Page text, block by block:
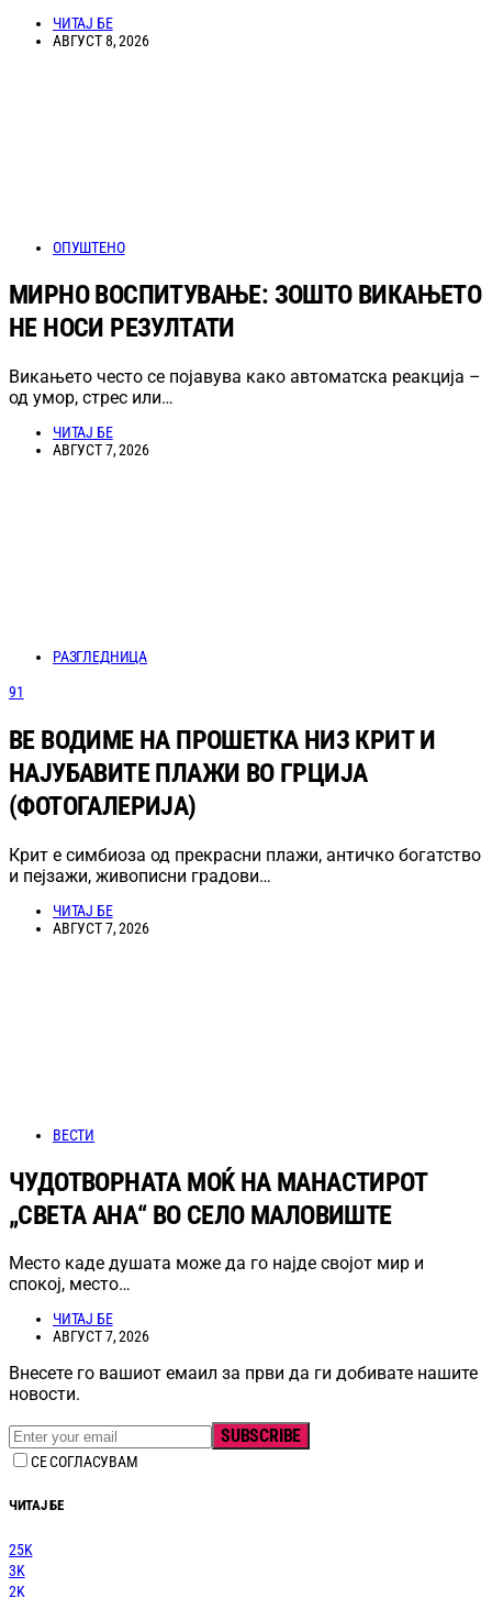
ЧИТАЈ БЕ
АВГУСТ 8, 2026
ОПУШТЕНО
МИРНО ВОСПИТУВАЊЕ: ЗОШТО ВИКАЊЕТО
НЕ НОСИ РЕЗУЛТАТИ
Викањето често се појавува како автоматска реакција –
од умор, стрес или…
ЧИТАЈ БЕ
АВГУСТ 7, 2026
РАЗГЛЕДНИЦА
91
ВЕ ВОДИМЕ НА ПРОШЕТКА НИЗ КРИТ И
НАЈУБАВИТЕ ПЛАЖИ ВО ГРЦИЈА
(ФОТОГАЛЕРИЈА)
Крит е симбиоза од прекрасни плажи, античко богатство
и пејзажи, живописни градови…
ЧИТАЈ БЕ
АВГУСТ 7, 2026
ВЕСТИ
ЧУДОТВОРНАТА МОЌ НА МАНАСТИРОТ
„СВЕТА АНА“ ВО СЕЛО МАЛОВИШТЕ
Место каде душата може да го најде својот мир и
спокој, место…
ЧИТАЈ БЕ
АВГУСТ 7, 2026
Внесете го вашиот емаил за први да ги добивате нашите
новости.
SUBSCRIBE
СЕ СОГЛАСУВАМ
ЧИТАЈ БЕ
25K
3K
2K